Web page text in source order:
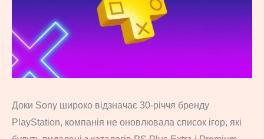
Доки Sony широко відзначає 30-річчя бренду
PlayStation, компанія не оновлювала список ігор, які